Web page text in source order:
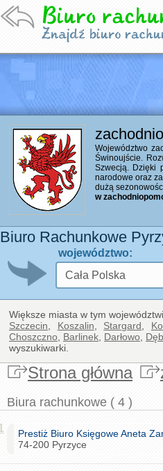
Województwo
Świnoujście.
Szwecją. Dzięki
narodowe oraz
dużą
w
Biuro Rachunkowe
województwo:
Większe miasta w tym
Szczecin
Koszalin Stargard
Choszczno
Barlinek Darłowo
wyszukiwarki.
Strona główna
Biura rachunkowe ( 4 )
Prestiż Biuro Księgowe Aneta
74-200 Pyrzyce